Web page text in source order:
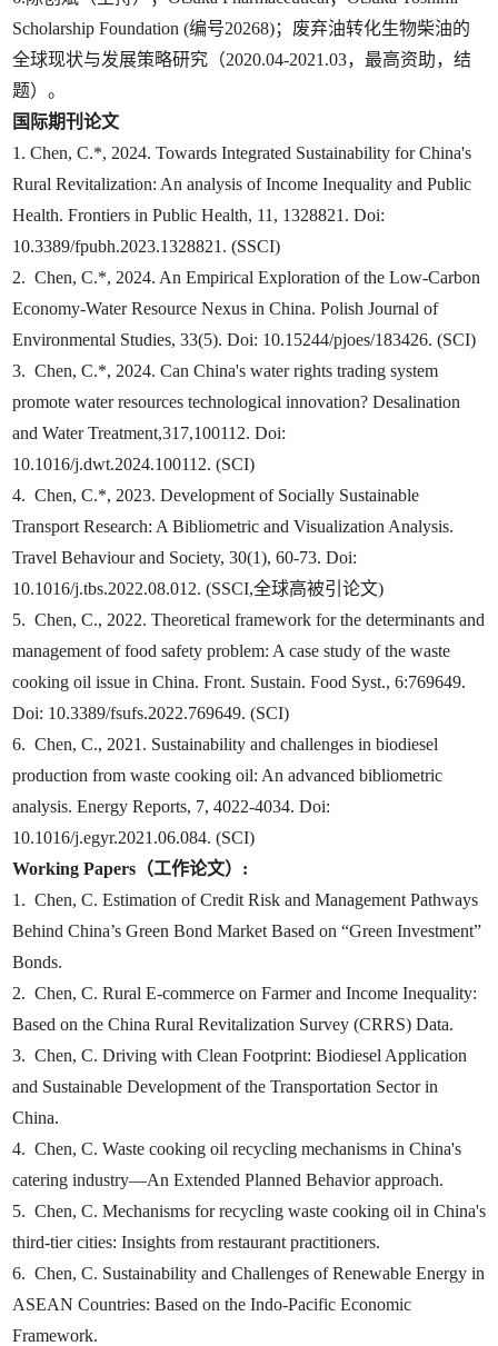
Scholarship Foundation (编号20268)；废弃油转化生物柴油的
全球现状与发展策略研究（2020.04-2021.03，最高资助，结
题）。
国际期刊论文
1. Chen, C.*, 2024. Towards Integrated Sustainability for China's
Rural Revitalization: An analysis of Income Inequality and Public
Health. Frontiers in Public Health, 11, 1328821. Doi:
10.3389/fpubh.2023.1328821. (SSCI)
2. Chen, C.*, 2024. An Empirical Exploration of the Low-Carbon
Economy-Water Resource Nexus in China. Polish Journal of
Environmental Studies, 33(5). Doi: 10.15244/pjoes/183426. (SCI)
3. Chen, C.*, 2024. Can China's water rights trading system
promote water resources technological innovation? Desalination
and Water Treatment,317,100112. Doi:
10.1016/j.dwt.2024.100112. (SCI)
4. Chen, C.*, 2023. Development of Socially Sustainable
Transport Research: A Bibliometric and Visualization Analysis.
Travel Behaviour and Society, 30(1), 60-73. Doi:
10.1016/j.tbs.2022.08.012. (SSCI,全球高被引论文)
5. Chen, C., 2022. Theoretical framework for the determinants and
management of food safety problem: A case study of the waste
cooking oil issue in China. Front. Sustain. Food Syst., 6:769649.
Doi: 10.3389/fsufs.2022.769649. (SCI)
6. Chen, C., 2021. Sustainability and challenges in biodiesel
production from waste cooking oil: An advanced bibliometric
analysis. Energy Reports, 7, 4022-4034. Doi:
10.1016/j.egyr.2021.06.084. (SCI)
Working Papers（工作论文）:
1. Chen, C. Estimation of Credit Risk and Management Pathways
Behind China’s Green Bond Market Based on “Green Investment”
Bonds.
2. Chen, C. Rural E-commerce on Farmer and Income Inequality:
Based on the China Rural Revitalization Survey (CRRS) Data.
3. Chen, C. Driving with Clean Footprint: Biodiesel Application
and Sustainable Development of the Transportation Sector in
China.
4. Chen, C. Waste cooking oil recycling mechanisms in China's
catering industry—An Extended Planned Behavior approach.
5. Chen, C. Mechanisms for recycling waste cooking oil in China's
third-tier cities: Insights from restaurant practitioners.
6. Chen, C. Sustainability and Challenges of Renewable Energy in
ASEAN Countries: Based on the Indo-Pacific Economic
Framework.